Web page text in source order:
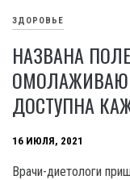
ЗДОРОВЬЕ
НАЗВАНА
ДОСТУПНА
16 ИЮЛЯ, 2021
Врачи-диетологи